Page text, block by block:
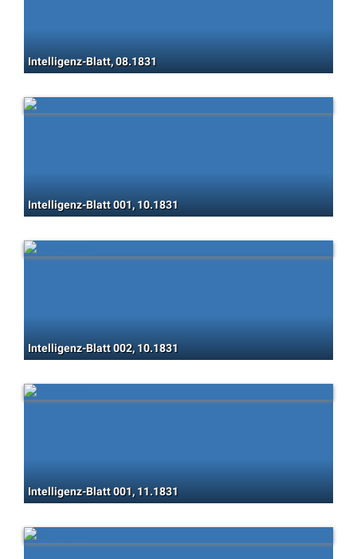
Intelligenz-Blatt, 08.1831
Intelligenz-Blatt 001, 10.1831
Intelligenz-Blatt 002, 10.1831
Intelligenz-Blatt 001, 11.1831